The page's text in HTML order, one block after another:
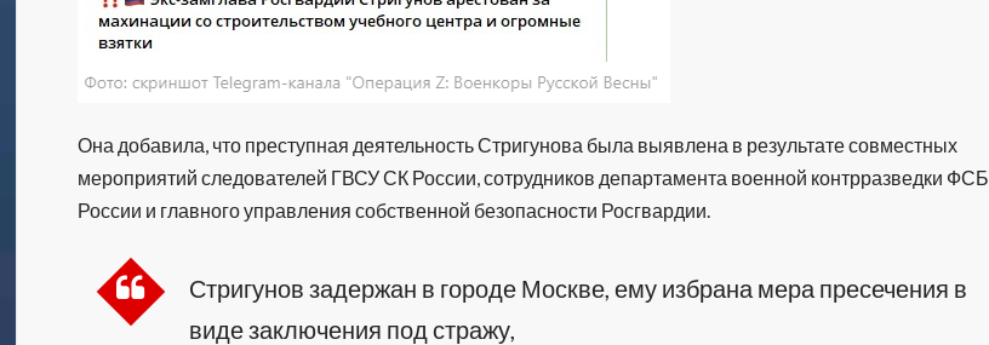
Она добавила, что преступная деятельность Стригунова была выявлена в результате совместных
мероприятий следователей ГВСУ СК России, сотрудников департамента военной контрразведки ФСБ
России и главного управления собственной безопасности Росгвардии.
Стригунов задержан в городе Москве, ему избрана мера пресечения в
виде заключения под стражу,